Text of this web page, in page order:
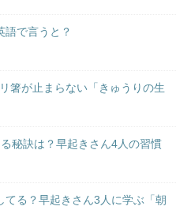
語で言うと？
箸が止まらない「きゅうりの生
秘訣は？早起きさん4人の習慣
てる？早起きさん3人に学ぶ「朝